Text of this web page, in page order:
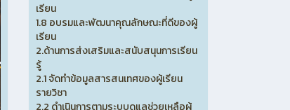
เรียน
1.8 อบรมและพัฒนาคุณลักษณะที่ดีของผู้
เรียน
2.ด้านการส่งเสริมและสนับสนุนการเรียน
รู้
2.1 จัดทำข้อมูลสารสนเทศของผู้เรียน
รายวิชา
2.2 ดำเนินการตามระบบดูแลช่วยเหลือผู้